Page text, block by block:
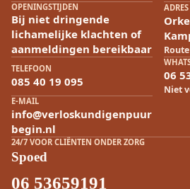
OPENINGSTIJDEN
Bij niet dringende
lichamelijke klachten of
aanmeldingen bereikbaar
TELEFOON
085 40 19 095 06
Niet
E-MAIL
info@verloskundigenpuur
begin.nl
24/7 VOOR CLIËNTEN ONDER ZORG
Spoed
06 53659191